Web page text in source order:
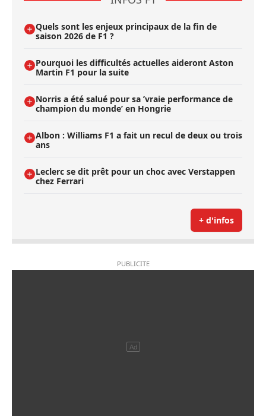
Quels sont les enjeux principaux de la fin de
saison 2026 de F1 ?
Pourquoi les difficultés actuelles aideront Aston
Martin F1 pour la suite
Norris a été salué pour sa ’vraie performance de
champion du monde’ en Hongrie
Albon : Williams F1 a fait un recul de deux ou trois
ans
Leclerc se dit prêt pour un choc avec Verstappen
chez Ferrari
+ d'infos